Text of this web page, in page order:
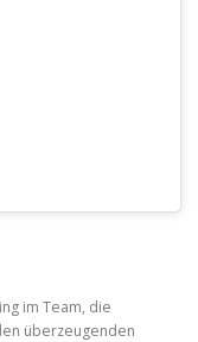
im Team, die
überzeugenden